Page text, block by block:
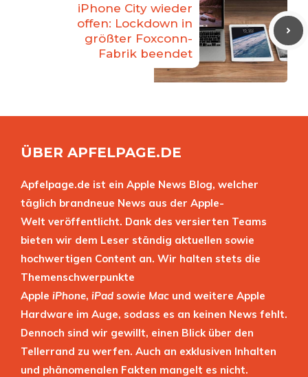
iPhone City wieder
offen: Lockdown in
größter Foxconn-
Fabrik beendet
ÜBER APFELPAGE.DE
Apfelpage.de ist ein Apple News Blog, welcher
täglich brandneue News aus der Apple-
Welt veröffentlicht. Dank des versierten Teams
bieten wir dem Leser ständig aktuellen sowie
hochwertigen Content an. Wir halten stets die
Themenschwerpunkte
Apple iPhone, iPad sowie Mac und weitere Apple
Hardware im Auge, sodass es an keinen News fehlt.
Dennoch sind wir gewillt, einen Blick über den
Tellerrand zu werfen. Auch an exklusiven Inhalten
und phänomenalen Fakten mangelt es nicht.